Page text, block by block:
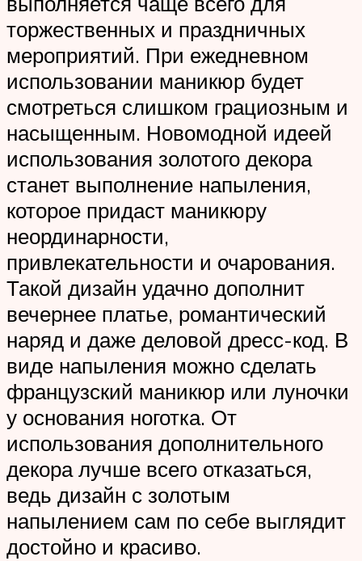
торжественных и праздничных
мероприятий. При ежедневном
использовании маникюр будет
смотреться слишком грациозным и
насыщенным. Новомодной идеей
использования золотого декора
станет выполнение напыления,
которое придаст маникюру
неординарности,
привлекательности и очарования.
Такой дизайн удачно дополнит
вечернее платье, романтический
наряд и даже деловой дресс-код. В
виде напыления можно сделать
французский маникюр или луночки
у основания ноготка. От
использования дополнительного
декора лучше всего отказаться,
ведь дизайн с золотым
напылением сам по себе выглядит
достойно и красиво.